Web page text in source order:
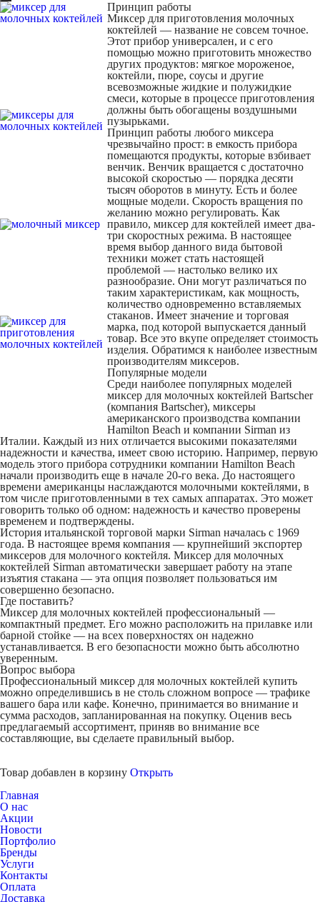
Принцип работы
Миксер для приготовления молочных
коктейлей — название не совсем точное.
Этот прибор универсален, и с его
помощью можно приготовить множество
других продуктов: мягкое мороженое,
коктейли, пюре, соусы и другие
всевозможные жидкие и полужидкие
смеси, которые в процессе приготовления
должны быть обогащены воздушными
пузырьками.
Принцип работы любого миксера
чрезвычайно прост: в емкость прибора
помещаются продукты, которые взбивает
венчик. Венчик вращается с достаточно
высокой скоростью — порядка десяти
тысяч оборотов в минуту. Есть и более
мощные модели. Скорость вращения по
желанию можно регулировать. Как
правило, миксер для коктейлей имеет два-
три скоростных режима. В настоящее
время выбор данного вида бытовой
техники может стать настоящей
проблемой — настолько велико их
разнообразие. Они могут различаться по
таким характеристикам, как мощность,
количество одновременно вставляемых
стаканов. Имеет значение и торговая
марка, под которой выпускается данный
товар. Все это вкупе определяет стоимость
изделия. Обратимся к наиболее известным
производителям миксеров.
Популярные модели
Среди наиболее популярных моделей
миксер для молочных коктейлей Bartscher
(компания Bartscher), миксеры
американского производства компании
Hamilton Beach и компании Sirman из
Италии. Каждый из них отличается высокими показателями
надежности и качества, имеет свою историю. Например, первую
модель этого прибора сотрудники компании Hamilton Beach
начали производить еще в начале 20-го века. До настоящего
времени американцы наслаждаются молочными коктейлями, в
том числе приготовленными в тех самых аппаратах. Это может
говорить только об одном: надежность и качество проверены
временем и подтверждены.
История итальянской торговой марки Sirman началась с 1969
года. В настоящее время компания — крупнейший экспортер
миксеров для молочного коктейля. Миксер для молочных
коктейлей Sirman автоматически завершает работу на этапе
изъятия стакана — эта опция позволяет пользоваться им
совершенно безопасно.
Где поставить?
Миксер для молочных коктейлей профессиональный —
компактный предмет. Его можно расположить на прилавке или
барной стойке — на всех поверхностях он надежно
устанавливается. В его безопасности можно быть абсолютно
уверенным.
Вопрос выбора
Профессиональный миксер для молочных коктейлей купить
можно определившись в не столь сложном вопросе — трафике
вашего бара или кафе. Конечно, принимается во внимание и
сумма расходов, запланированная на покупку. Оценив весь
предлагаемый ассортимент, приняв во внимание все
составляющие, вы сделаете правильный выбор.
Товар добавлен в корзину Открыть
Главная
О нас
Акции
Новости
Портфолио
Бренды
Услуги
Контакты
Оплата
Доставка